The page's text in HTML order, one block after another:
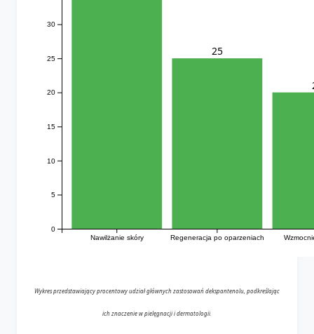
Nawilżanie skóry Regeneracja po oparzeniach
0
5
10
15
20
25
30
25
Wykres przedstawiający procentowy udział głównych zastosowań dekspantenolu, podkreślając
ich znaczenie w pielęgnacji i dermatologii.